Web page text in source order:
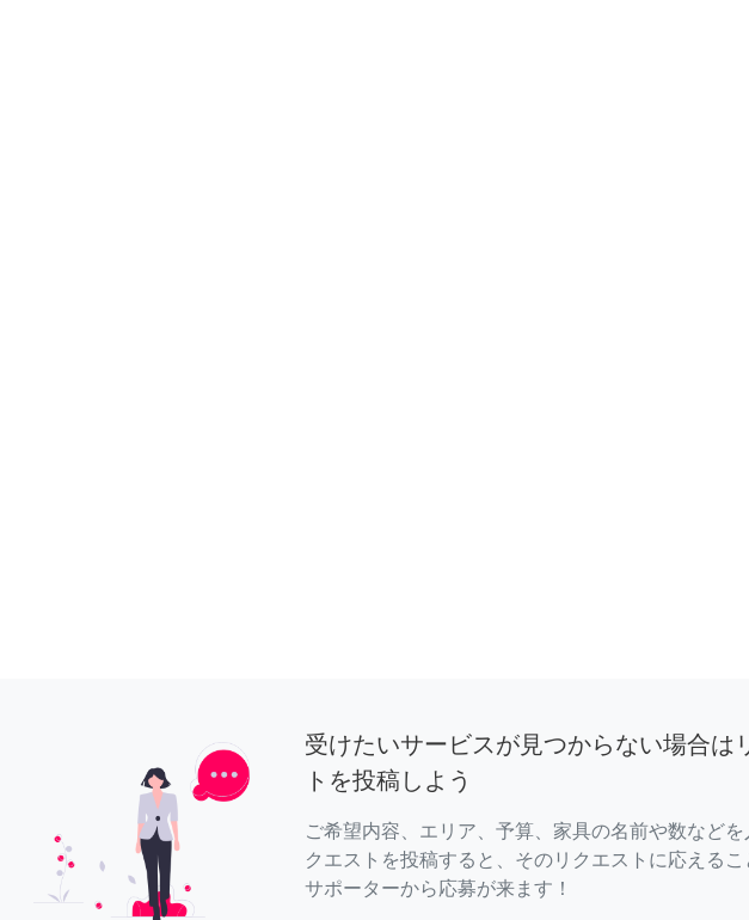
受けたいサービスが見つからない場合は
トを投稿しよう
ご希望内容、エリア、予算、家具の名前や数などを
クエストを投稿すると、そのリクエストに応えるこ
サポーターから応募が来ます！